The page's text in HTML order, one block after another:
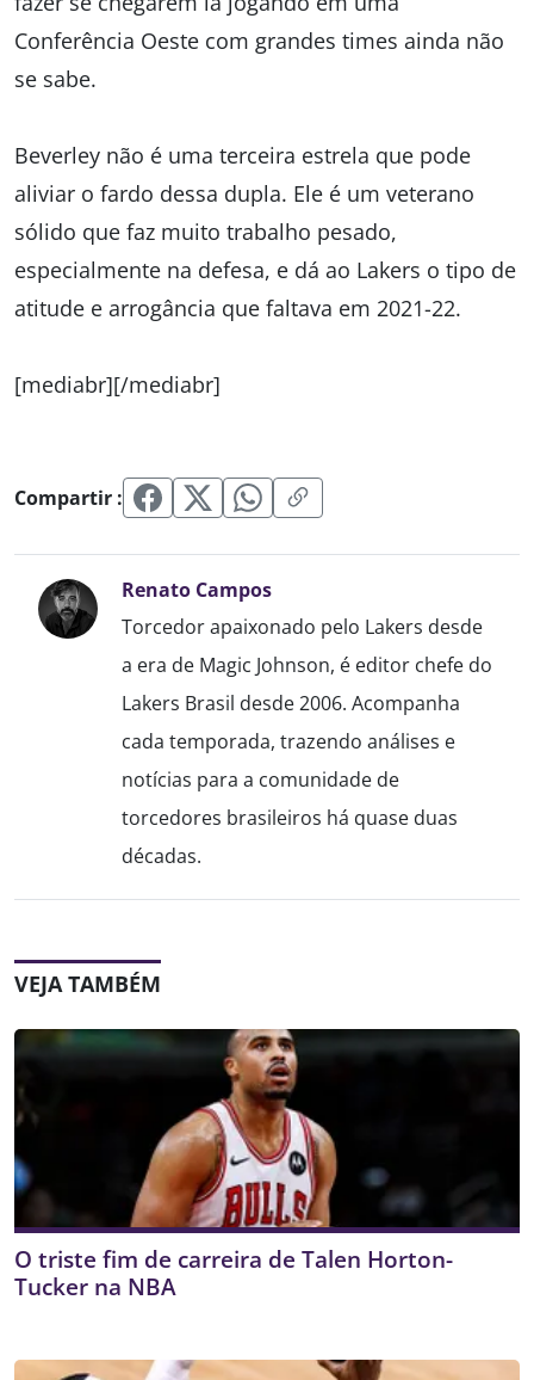
Conferência Oeste com grandes times ainda não
se sabe.
Beverley não é uma terceira estrela que pode
aliviar o fardo dessa dupla. Ele é um veterano
sólido que faz muito trabalho pesado,
especialmente na defesa, e dá ao Lakers o tipo de
atitude e arrogância que faltava em 2021-22.
[mediabr][/mediabr]
Compartir :
Renato Campos
Torcedor apaixonado pelo Lakers desde
a era de Magic Johnson, é editor chefe do
Lakers Brasil desde 2006. Acompanha
cada temporada, trazendo análises e
notícias para a comunidade de
torcedores brasileiros há quase duas
décadas.
VEJA TAMBÉM
O triste fim de carreira de Talen Horton-
Tucker na NBA